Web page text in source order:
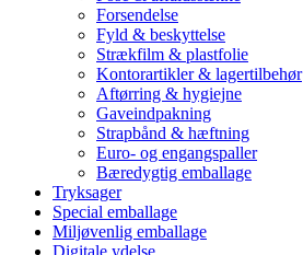
Forsendelse
Fyld & beskyttelse
Strækfilm & plastfolie
Kontorartikler & lagertilbehør
Aftørring & hygiejne
Gaveindpakning
Strapbånd & hæftning
Euro- og engangspaller
Bæredygtig emballage
Tryksager
Special emballage
Miljøvenlig emballage